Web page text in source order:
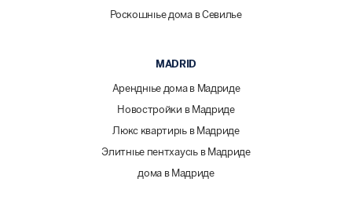
Роскошные дома в Севилье
MADRID
Арендные дома в Мадриде
Новостройки в Мадриде
Люкс квартиры в Мадриде
Элитные пентхаусы в Мадриде
дома в Мадриде